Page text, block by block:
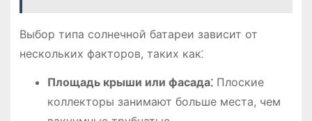
Выбор типа солнечной батареи зависит от
нескольких факторов, таких как⁚
Площадь крыши или фасада⁚Плоские
коллекторы занимают больше места, чем